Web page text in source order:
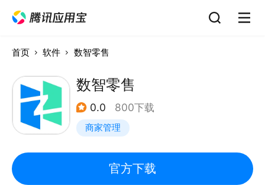
首页 软件 数智零售
数智零售
0.0 800下载
商家管理
官方下载